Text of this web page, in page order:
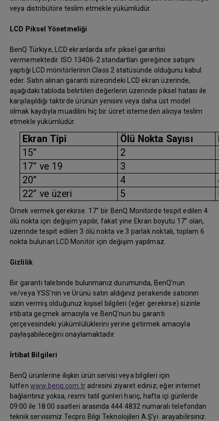
veya distribütöre teslim etmekle yükümlüdür.
LCD Piksel Yönetmeliği
BenQ Türkiye, LCD ekranlarda sıfır piksel garantisi
vermemektedir. ISO 13406-2 standartları gereğince satışını
yaptığı LCD mönitörlerinin Class 2 statüsünde olduğunu kabul
eder. Satın alınan garanti sürecindeki LCD ekran üzerinde,
aşağıdaki tabloda belirtilen değerlerin üzerinde piksel hatası ile
karşılaşıldığı taktirde ürünün yenisini veya daha üst model
olmak kaydıyla muadilini hiç bir ücret istemeden alıcıya teslim
etmekle yükümlüdür.
Ekran Tipi Ölü Nokta Sayısı
15”
2
17” ve 19
3
20”
4
22” ve üzeri
5
Örnek vermek gerekirse. 17” bir BenQ Monitörde tespit edilen 4
ölü nokta için değişim yapılır, fakat yine Ekran boyutu 17” olan,
üzerinde tespit edilen 3 ölü nokta ve 3 parlak noktalı, toplam 6
nokta bulunan LCD Monitör için değişim yapılmaz.
Gizlilik
Bir garanti talebinde bulunmanız durumunda, BenQ’nun
ve/veya YSS’nin ve Ürünü satın aldığınız perakende satıcının
sizin vermiş olduğunuz kişisel bilgileri (eğer gerekirse) sizinle
irtibata geçmek amacıyla ve BenQ’nun bu garanti
çerçevesindeki yükümlülüklerini yerine getirmek amacıyla
paylaşabileceğini onaylamaktadır.
İrtibat Bilgileri
BenQ ürünlerine ilişkin ürün servisi veya bilgileri için
lütfenwww.benq.com.tradresini ziyaret ediniz; eğer internet
bağlantınız yoksa, resmi tatil günleri hariç, hafta içi günlerde
09:00 ile 18:00 saatleri arasında 444 4832 numaralı telefondan
teknik servisimiz Tecpro Bilgi Teknolojileri A.Ş'yi arayabilirsiniz.